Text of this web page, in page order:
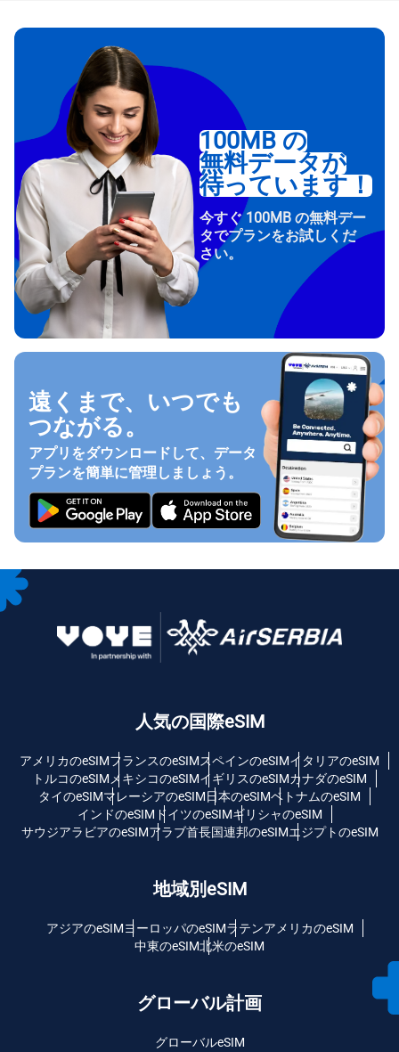
100MB の
無料データが
待っています！
今すぐ 100MB の無料デー
タでプランをお試しくだ
さい。
遠くまで、いつでも
つながる。
アプリをダウンロードして、データ
プランを簡単に管理しましょう。
人気の国際eSIM
アメリカのeSIMフランスのeSIMスペインのeSIMイタリアのeSIM
トルコのeSIM メキシコのeSIMイギリスのeSIMカナダのeSIM
タイのeSIMマレーシアのeSIM日本のeSIMベトナムのeSIM
インドのeSIM ドイツのeSIMギリシャのeSIM
サウジアラビアのeSIMアラブ首長国連邦のeSIMエジプトのeSIM
地域別eSIM
アジアのeSIMヨーロッパのeSIMラテンアメリカのeSIM
中東のeSIM北米のeSIM
グローバル計画
グローバルeSIM